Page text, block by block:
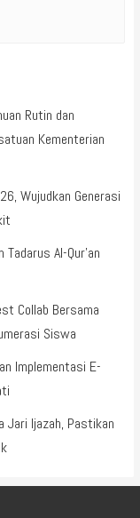
Rutin dan
Kementerian
Wujudkan Generasi
Al-Qur’an
Collab Bersama
Siswa
Implementasi E-
Jari Ijazah, Pastikan